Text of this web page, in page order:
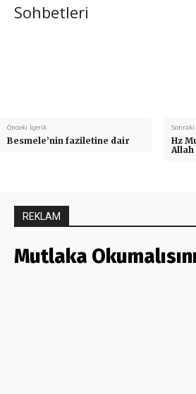
Sohbetleri
Önceki İçerik
Besmele’nin faziletine dair
Hz
REKLAM
Mutlaka